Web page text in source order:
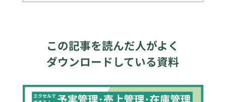
この記事を読んだ人がよく
ダウンロードしている資料